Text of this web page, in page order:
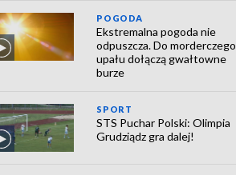
POGODA
Ekstremalna pogoda nie
odpuszcza. Do morderczego
upału dołączą gwałtowne
burze
SPORT
STS Puchar Polski: Olimpia
Grudziądz gra dalej!